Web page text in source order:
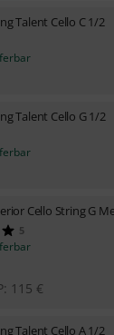
Talent Cello C 1/2
Talent Cello G 1/2
Cello String G
5
115 €
Talent Cello A 1/2